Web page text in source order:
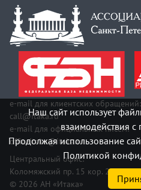
e-mail для клиентских обращений:
call@itaka.ru
e-mail для официальных писем:
officeitaka@itaka.ru
Центральный офис:
Коломяжский пр. 15 кор. 2
© 2026 АН «Итака»
Наш сайт использует
взаимодействия с
Продолжая использование
Политикой